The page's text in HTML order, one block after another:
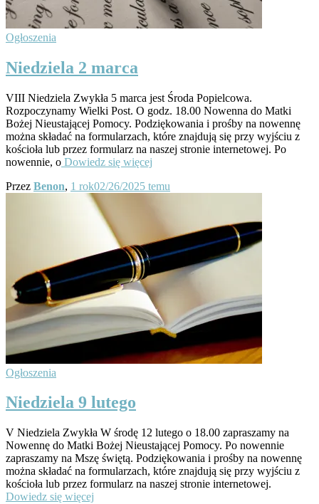
Ogłoszenia
Niedziela 2 marca
VIII Niedziela Zwykła 5 marca jest Środa Popielcowa.
Rozpoczynamy Wielki Post. O godz. 18.00 Nowenna do Matki
Bożej Nieustającej Pomocy. Podziękowania i prośby na nowennę
można składać na formularzach, które znajdują się przy wyjściu z
kościoła lub przez formularz na naszej stronie internetowej. Po
nowennie, o Dowiedz się więcej
Przez Benon, 1 rok02/26/2025 temu
Ogłoszenia
Niedziela 9 lutego
V Niedziela Zwykła W środę 12 lutego o 18.00 zapraszamy na
Nowennę do Matki Bożej Nieustającej Pomocy. Po nowennie
zapraszamy na Mszę świętą. Podziękowania i prośby na nowennę
można składać na formularzach, które znajdują się przy wyjściu z
kościoła lub przez formularz na naszej stronie internetowej.
Dowiedz się więcej